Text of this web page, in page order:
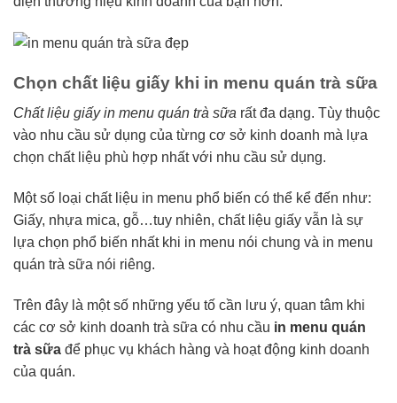
Chọn chất liệu giấy khi in menu quán trà sữa
Chất liệu giấy in menu quán trà sữa rất đa dạng. Tùy thuộc
vào nhu cầu sử dụng của từng cơ sở kinh doanh mà lựa
chọn chất liệu phù hợp nhất với nhu cầu sử dụng.
Một số loại chất liệu in menu phổ biến có thể kể đến như:
Giấy, nhựa mica, gỗ…tuy nhiên, chất liệu giấy vẫn là sự
lựa chọn phổ biến nhất khi in menu nói chung và in menu
quán trà sữa nói riêng.
Trên đây là một số những yếu tố cần lưu ý, quan tâm khi
các cơ sở kinh doanh trà sữa có nhu cầu in menu quán
trà sữa để phục vụ khách hàng và hoạt động kinh doanh
của quán.